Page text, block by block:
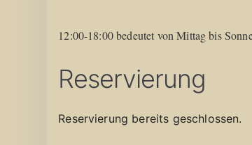
12:00-18:00 bedeutet von Mittag bis
Reservierung
Reservierung bereits geschlossen.